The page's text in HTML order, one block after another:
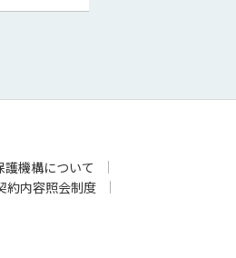
機構について
約内容照会制度